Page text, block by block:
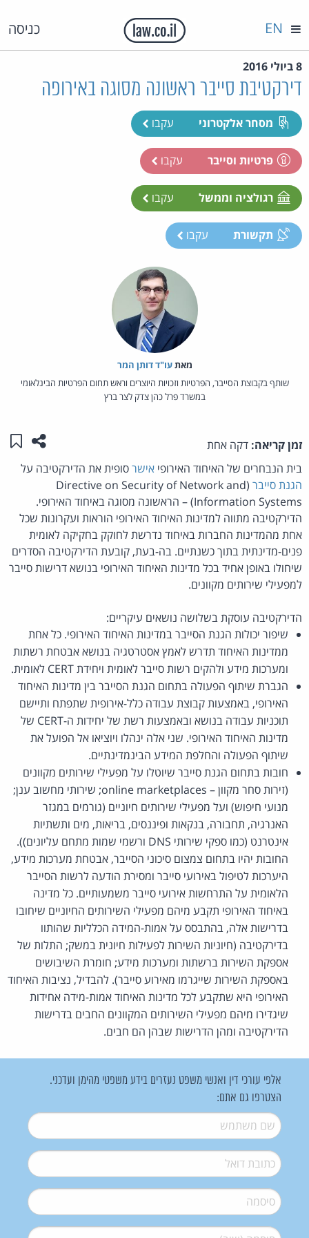
כניסה EN
8 ביולי 2016
דירקטיבת סייבר ראשונה מסוגה באירופה
מסחר אלקטרוני עקבו
פרטיות וסייבר עקבו
רגולציה וממשל עקבו
תקשורת עקבו
מאת‏עו"ד דותן המר
שותף בקבוצת הסייבר, הפרטיות וזכויות היוצרים וראש תחום הפרטיות הבינלאומי
במשרד פרל כהן צדק לצר ברץ
זמן קריאה: דקה אחת שתפו
בית הנבחרים של האיחוד האירופי אישרסופית את הדירקטיבה על
הגנת סייבר (Directive on Security of Network and
Information Systems) – הראשונה מסוגה באיחוד האירופי.
הדירקטיבה מתווה למדינות האיחוד האירופי הוראות ועקרונות שכל
אחת מהמדינות החברות באיחוד נדרשת לחוקק בחקיקה לאומית
פנים-מדינתית בתוך כשנתיים. בה-בעת, קובעת הדירקטיבה הסדרים
שיחולו באופן אחיד בכל מדינות האיחוד האירופי בנושא דרישות סייבר
למפעילי שירותים מקוונים.
הדירקטיבה עוסקת בשלושה נושאים עיקריים:
שיפור יכולות הגנת הסייבר במדינות האיחוד האירופי. כל אחת
ממדינות האיחוד תדרש לאמץ אסטרטגיה בנושא אבטחת רשתות
ומערכות מידע ולהקים רשות סייבר לאומית ויחידת CERT לאומית.
הגברת שיתוף הפעולה בתחום הגנת הסייבר בין מדינות האיחוד
האירופי, באמצעות קבוצת עבודה כלל-אירופית שתפתח ותיישם
תוכניות עבודה בנושא ובאמצעות רשת של יחידות ה-CERT של
מדינות האיחוד האירופי. שני אלה ינהלו ויוציאו אל הפועל את
שיתוף הפעולה והחלפת המידע הבינמדינתיים.
חובות בתחום הגנת סייבר שיוטלו על מפעילי שירותים מקוונים
(זירות סחר מקוון – online marketplaces; שירותי מחשוב ענן;
מנועי חיפוש) ועל מפעילי שירותים חיוניים (גורמים במגזר
האנרגיה, תחבורה, בנקאות ופיננסים, בריאות, מים ותשתיות
אינטרנט (כמו ספקי שירותי DNS ורשמי שמות מתחם עליונים)).
החובות יהיו בתחום צמצום סיכוני הסייבר, אבטחת מערכות מידע,
היערכות לטיפול באירועי סייבר ומסירת הודעה לרשות הסייבר
הלאומית על התרחשות אירועי סייבר משמעותיים. כל מדינה
באיחוד האירופי תקבע מיהם מפעילי השירותים החיוניים שיחובו
בדרישות אלה, בהתבסס על אמות-המידה הכלליות שהותוו
בדירקטיבה (חיוניות השירות לפעילות חיונית במשק; התלות של
אספקת השירות ברשתות ומערכות מידע; חומרת השיבושים
באספקת השירות שייגרמו מאירוע סייבר). להבדיל, נציבות האיחוד
האירופי היא שתקבע לכל מדינות האיחוד אמות-מידה אחידות
שיגדירו מיהם מפעילי השירותים המקוונים החבים בדרישות
הדירקטיבה ומהן הדרישות שבהן הם חבים.
אלפי עורכי דין ואנשי משפט נעזרים בידע משפטי מהימן ועדכני.
הצטרפו גם אתם:
שם משתמש*
דואל*
סיסמה*
סיסמה (שוב)*